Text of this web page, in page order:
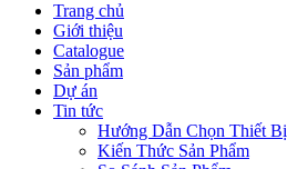
Trang chủ
Giới thiệu
Catalogue
Sản phẩm
Dự án
Tin tức
Hướng Dẫn Chọn Thiết Bị
Kiến Thức Sản Phẩm